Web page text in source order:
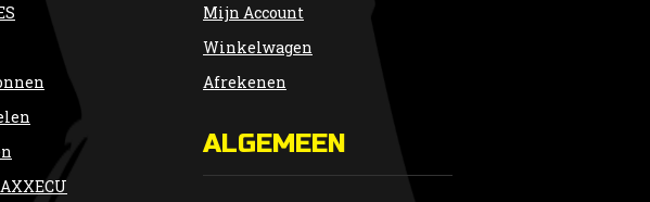
Mijn Account
Winkelwagen
Afrekenen
ALGEMEEN